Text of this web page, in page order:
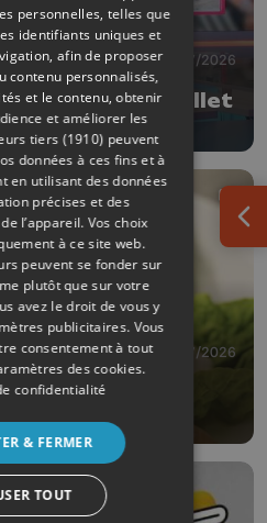
08/07/2026
: du 11 juillet
07/07/2026
réussi avec
personnelles, telles que
identifiants uniques et
afin de proposer
contenu personnalisés,
et le contenu, obtenir
et améliorer les
tiers (1910) peuvent
données à ces fins et à
en utilisant des données
précises et des
l’appareil. Vos choix
à ce site web.
peuvent se fonder sur
plutôt que sur votre
avez le droit de vous y
publicitaires. Vous
consentement à tout
des cookies.
confidentialité
& FERMER
TOUT